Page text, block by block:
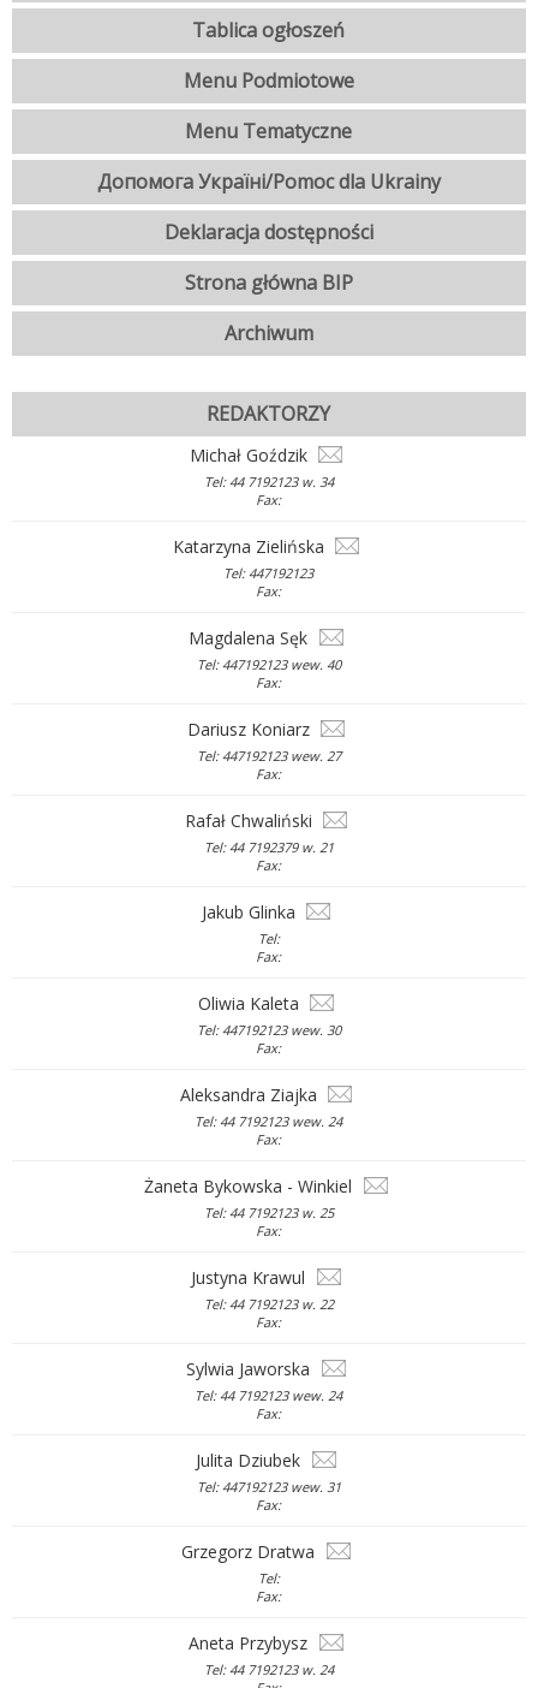
Tablica ogłoszeń
Menu Podmiotowe
Menu Tematyczne
Допомога Україні/Pomoc dla Ukrainy
Deklaracja dostępności
Strona główna BIP
Archiwum
REDAKTORZY
Michał Goździk
Tel: 44 7192123 w. 34
Fax:
Katarzyna Zielińska
Tel: 447192123
Fax:
Magdalena Sęk
Tel: 447192123 wew. 40
Fax:
Dariusz Koniarz
Tel: 447192123 wew. 27
Fax:
Rafał Chwaliński
Tel: 44 7192379 w. 21
Fax:
Jakub Glinka
Tel:
Fax:
Oliwia Kaleta
Tel: 447192123 wew. 30
Fax:
Aleksandra Ziajka
Tel: 44 7192123 wew. 24
Fax:
Żaneta Bykowska - Winkiel
Tel: 44 7192123 w. 25
Fax:
Justyna Krawul
Tel: 44 7192123 w. 22
Fax:
Sylwia Jaworska
Tel: 44 7192123 wew. 24
Fax:
Julita Dziubek
Tel: 447192123 wew. 31
Fax:
Grzegorz Dratwa
Tel:
Fax:
Aneta Przybysz
Tel: 44 7192123 w. 24